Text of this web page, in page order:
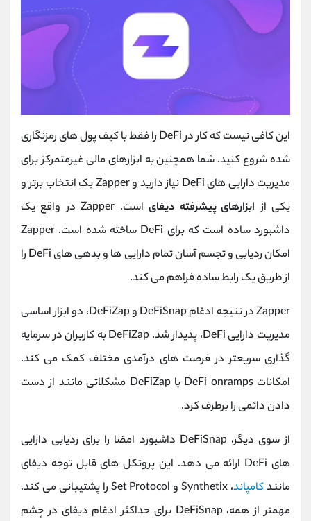
این کافی نیست که کار در DeFi را فقط با کیف پول های رمزنگاری
شده شروع کنید. شما همچنین به ابزارهای مالی غیرمتمرکز برای
مدیریت دارایی های DeFi نیاز دارید و Zapper یک انتخاب برتر و
یکی از ابزارهای پیشرفته دیفای
است. Zapper در واقع یک
داشبورد ساده است که برای DeFi ساخته شده است. Zapper
امکان ردیابی و تجسم آسان تمام دارایی ها و بدهی های DeFi را
از طریق یک رابط ساده فراهم می کند.
Zapper در نتیجه ادغام DeFiSnap و DeFiZap، دو ابزار اساسی
مدیریت دارایی DeFi، پدیدار شد. DeFiZap به کاربران در سرمایه
گذاری سریعتر در فرصت های درآمدی مختلف کمک می کند.
امکانات DeFi onramps با DeFiZap مشکلاتی مانند از دست
دادن دائمی را برطرف کرد.
از سوی دیگر، DeFiSnap داشبورد امضا را برای ردیابی دارایی
های DeFi ارائه می دهد. این پروتکل های قابل توجه دیفای
مانندکامپاند
، Synthetix و Set Protocol را پشتیبانی می کند.
مهمتر از همه، DeFiSnap برای حداکثر ادغام دیفای در چشم